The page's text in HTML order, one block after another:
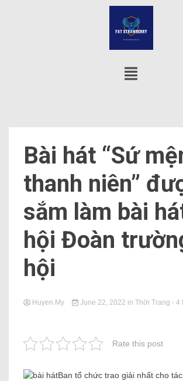
Bài hát “Sứ
thanh niên”
sắm làm bài
hội Đoàn
hội
Huyen My June 22, 2022 in Thời Trang - 4
Rate this post
Ban tổ chức trao giải nhất cho